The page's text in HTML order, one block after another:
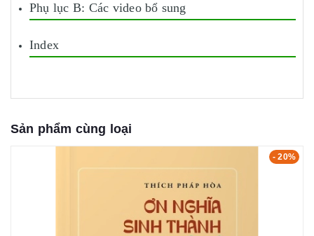
Phụ lục B: Các video bổ sung
Index
Sản phẩm cùng loại
- 20%